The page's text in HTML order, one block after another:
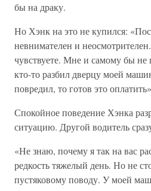
бы на драку.
Но Хэнк на это не купился:
невнимателен и
чувствуете. Мне и самому бы не
кто-то разбил дверцу моей
повредил, то готов это
Спокойное поведение Хэнка
ситуацию. Другой водитель
«Не знаю, почему я так на вас
редкость тяжелый день. Но не
пустяковому поводу. У моей